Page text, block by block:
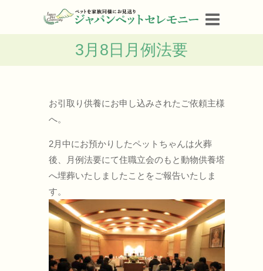
3月8日月例法要
お引取り供養にお申し込みされたご依頼主様
へ。
2月中にお預かりしたペットちゃんは火葬
後、月例法要にて住職立会のもと動物供養塔
へ埋葬いたしましたことをご報告いたしま
す。